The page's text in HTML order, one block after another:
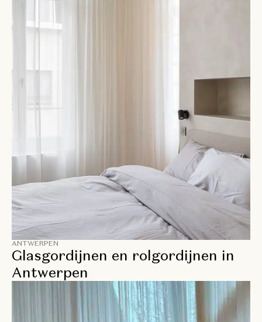
ANTWERPEN
Glasgordijnen en rolgordijnen in
Antwerpen